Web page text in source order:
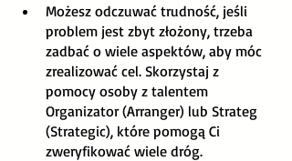
Możesz odczuwać trudność, jeśli
problem jest zbyt złożony, trzeba
zadbać o wiele aspektów, aby móc
zrealizować cel. Skorzystaj z
pomocy osoby z talentem
Organizator (Arranger) lub Strateg
(Strategic), które pomogą Ci
zweryfikować wiele dróg.